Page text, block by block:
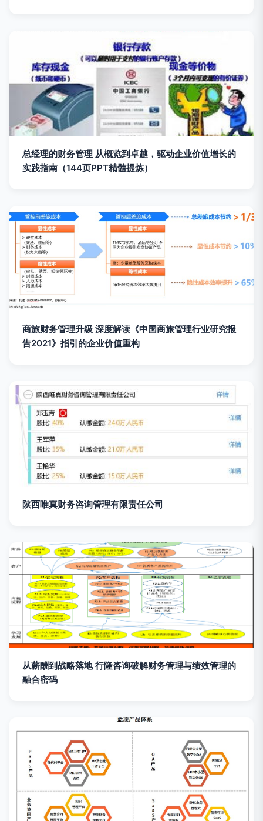
总经理的财务管理 从概览到卓越，驱动企业价值增长的
实践指南（144页PPT精髓提炼）
商旅财务管理升级 深度解读《中国商旅管理行业研究报
告2021》指引的企业价值重构
陕西唯真财务咨询管理有限责任公司
从薪酬到战略落地 行隆咨询破解财务管理与绩效管理的
融合密码